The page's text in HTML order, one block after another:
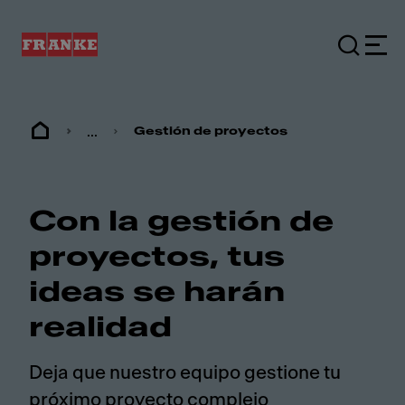
... Gestión de proyectos
Con la gestión de
proyectos, tus
ideas se harán
realidad
Deja que nuestro equipo gestione tu
próximo proyecto complejo